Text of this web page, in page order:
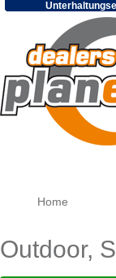
Home
Outdoor,